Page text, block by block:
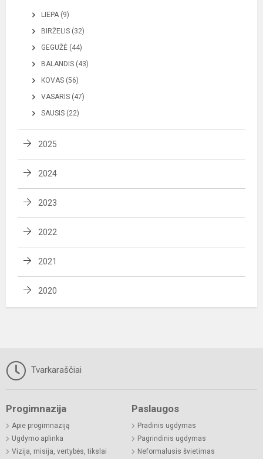
LIEPA (9)
BIRŽELIS (32)
GEGUŽĖ (44)
BALANDIS (43)
KOVAS (56)
VASARIS (47)
SAUSIS (22)
2025
2024
2023
2022
2021
2020
Tvarkaraščiai
Progimnazija
Apie progimnaziją
Ugdymo aplinka
Vizija, misija, vertybės, tikslai
Paslaugos
Pradinis ugdymas
Pagrindinis ugdymas
Neformalusis švietimas